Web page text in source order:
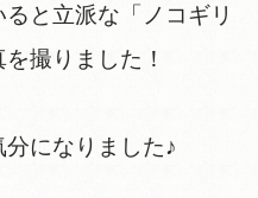
と立派な「ノコギリ
撮りました！
になりました♪